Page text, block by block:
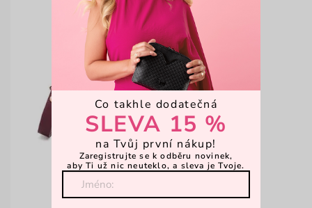
Co takhle dodatečná
SLEVA 15 %
na Tvůj první nákup!
Zaregistrujte se k odběru novinek,
aby Ti už nic neuteklo, a sleva je Tvoje.